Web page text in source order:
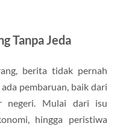
Tanpa Jeda
berita tidak pernah
pembaruan, baik dari
negeri. Mulai dari isu
hingga peristiwa